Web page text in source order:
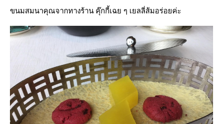
ขนมสมนาคุณจากทางร้าน คุ๊กกี้เฉย ๆ เยลลี่ส้มอร่อยค่ะ